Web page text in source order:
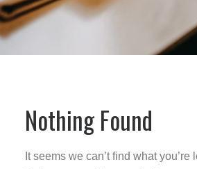
Nothing Found
It seems we can’t find what you’re